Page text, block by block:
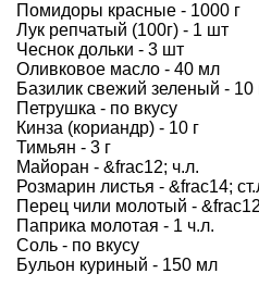
Помидоры красные - 1000 г
Лук репчатый (100г) - 1 шт
Чеснок дольки - 3 шт
Оливковое масло - 40 мл
Базилик свежий зеленый - 10
Петрушка - по вкусу
Кинза (кориандр) - 10 г
Тимьян - 3 г
Майоран - &frac12; ч.л.
Розмарин листья - &frac14;
Перец чили молотый -
Паприка молотая - 1 ч.л.
Соль - по вкусу
Бульон куриный - 150 мл